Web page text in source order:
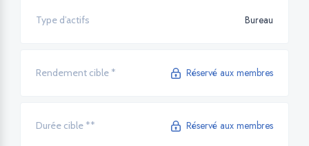
Type d’actifs Bureau
Rendement cible * Réservé aux membres
Durée cible ** Réservé aux membres